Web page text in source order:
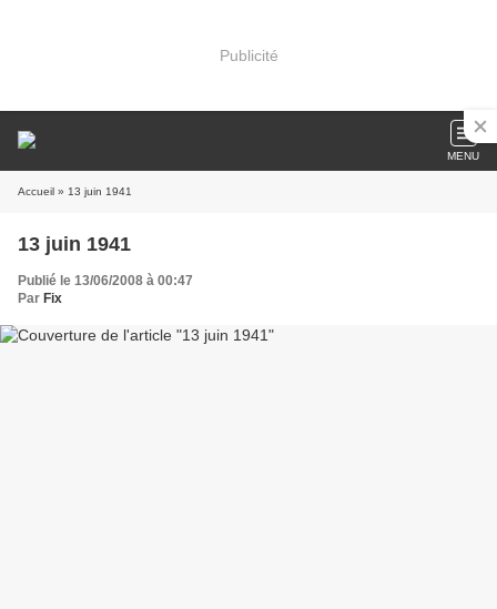
Publicité
MENU
Accueil » 13 juin 1941
13 juin 1941
Publié le 13/06/2008 à 00:47
Par Fix